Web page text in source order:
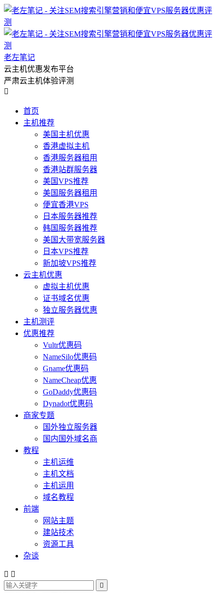
老左笔记
云主机优惠发布平台
严肃云主机体验评测

首页
主机推荐
美国主机优惠
香港虚拟主机
香港服务器租用
香港站群服务器
美国VPS推荐
美国服务器租用
便宜香港VPS
日本服务器推荐
韩国服务器推荐
美国大带宽服务器
日本VPS推荐
新加坡VPS推荐
云主机优惠
虚拟主机优惠
证书域名优惠
独立服务器优惠
主机测评
优惠推荐
Vultr优惠码
NameSilo优惠码
Gname优惠码
NameCheap优惠
GoDaddy优惠码
Dynadot优惠码
商家专题
国外独立服务器
国内国外域名商
教程
主机运维
主机文档
主机运用
域名教程
前端
网站主题
建站技术
资源工具
杂谈
 
